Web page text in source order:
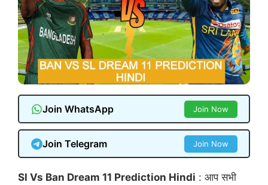
Join WhatsApp Join Now
Join Telegram Join Now
Sl Vs Ban Dream 11 Prediction Hindi : आप सभी